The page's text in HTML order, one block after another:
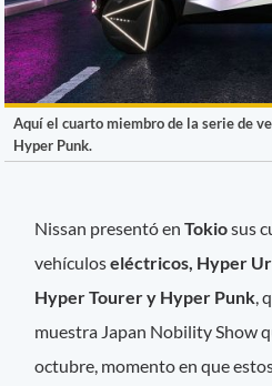
Aquí el cuarto miembro de la serie de
Hyper Punk.
Nissan presentó enTokiosus
vehículoseléctricos, Hyper
Hyper Tourer y Hyper Punk ,
muestra Japan Nobility Show
octubre, momento en que